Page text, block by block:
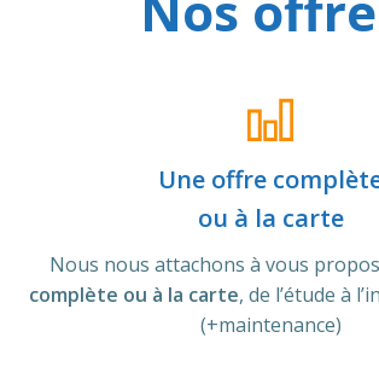
Une offre
ou à la carte
Nous nous attachons à vous
complète ou à la carte, de l’étude à
(+maintenance)